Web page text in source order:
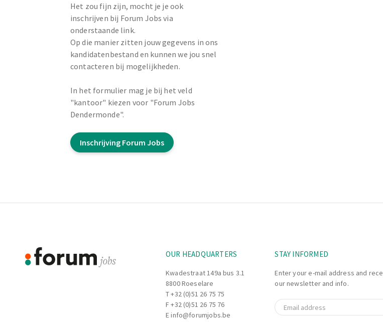
Het zou fijn zijn, mocht je je ook
inschrijven bij Forum Jobs via
onderstaande link.
Op die manier zitten jouw gegevens in ons
kandidatenbestand en kunnen we jou snel
contacteren bij mogelijkheden.
In het formulier mag je bij het veld
"kantoor" kiezen voor "Forum Jobs
Dendermonde".
Inschrijving Forum Jobs
OUR HEADQUARTERS
Kwadestraat 149a bus 3.1
8800 Roeselare
T+32 (0)51 26 75 75
F +32 (0)51 26 75 76
Einfo@forumjobs.be
STAY INFORMED
Enter your e-mail address and
our newsletter and info.
Email